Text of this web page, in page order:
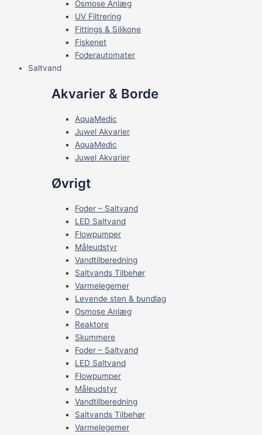
Osmose Anlæg
UV Filtrering
Fittings & Silikone
Fiskenet
Foderautomater
Saltvand
Akvarier & Borde
AquaMedic
Juwel Akvarier
AquaMedic
Juwel Akvarier
Øvrigt
Foder – Saltvand
LED Saltvand
Flowpumper
Måleudstyr
Vandtilberedning
Saltvands Tilbehør
Varmelegemer
Levende sten & bundlag
Osmose Anlæg
Reaktore
Skummere
Foder – Saltvand
LED Saltvand
Flowpumper
Måleudstyr
Vandtilberedning
Saltvands Tilbehør
Varmelegemer